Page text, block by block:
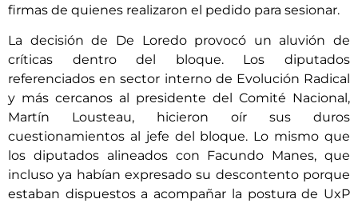
firmas de quienes realizaron el pedido para sesionar.
La decisión de De Loredo provocó un aluvión de
críticas dentro del bloque. Los diputados
referenciados en sector interno de Evolución Radical
y más cercanos al presidente del Comité Nacional,
Martín Lousteau, hicieron oír sus duros
cuestionamientos al jefe del bloque. Lo mismo que
los diputados alineados con Facundo Manes, que
incluso ya habían expresado su descontento porque
estaban dispuestos a acompañar la postura de UxP